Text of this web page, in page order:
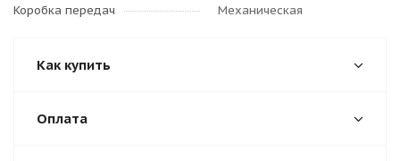
Коробка передач
Механическая
Как купить
Оплата